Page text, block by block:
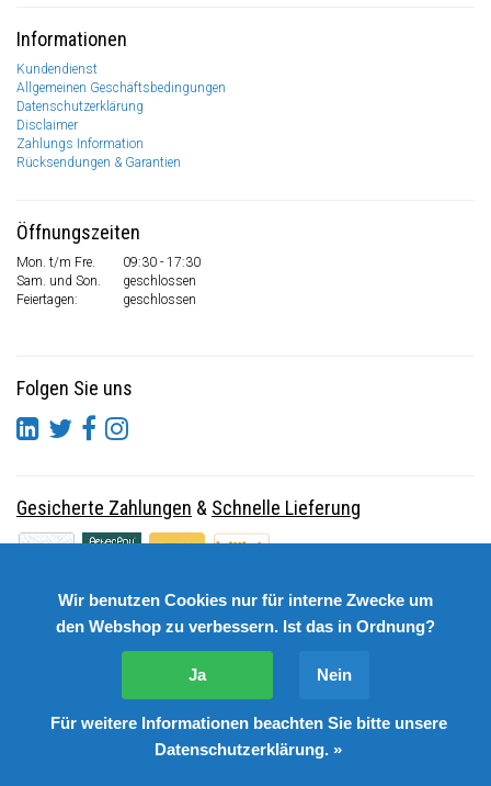
Informationen
Kundendienst
Allgemeinen Geschäftsbedingungen
Datenschutzerklärung
Disclaimer
Zahlungs Information
Rücksendungen & Garantien
Öffnungszeiten
Mon. t/m Fre.
09:30 - 17:30
Sam. und Son.
geschlossen
Feiertagen:
geschlossen
Folgen Sie uns
Gesicherte Zahlungen & Schnelle Lieferung
© Copyright 2026 DutchSpares B.V. - Design byWebdinge.nl
DutchSpares B.V. word beoordeeld met: 9,9/10 (2541
Wir benutzen Cookies nur für interne Zwecke um
den Webshop zu verbessern. Ist das in Ordnung?
Ja Nein
Für weitere Informationen beachten Sie bitte unsere
Datenschutzerklärung. »